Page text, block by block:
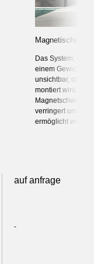
Magnetischer
Das System, das
einem Gewicht
unsichtbar, da es
montiert wird. Es
verringert und
ermöglicht wird.
auf anfrage
-